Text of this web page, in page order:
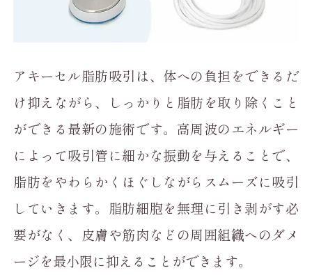
アキーセル脂肪吸引は、体への負担をできるだ
け抑えながら、しっかりと脂肪を取り除くこと
ができる最新の施術です。高周波のエネルギー
によって吸引管に細かな振動を与えることで、
脂肪をやわらかくほぐしながらスムーズに吸引
していきます。脂肪細胞を無理に引き剥がす必
要がなく、皮膚や筋肉などの周囲組織へのダメ
ージを最小限に抑えることができます。